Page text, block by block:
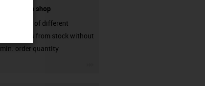
connectors shop
big variaty of different
connectors from stock without
min. order quantity